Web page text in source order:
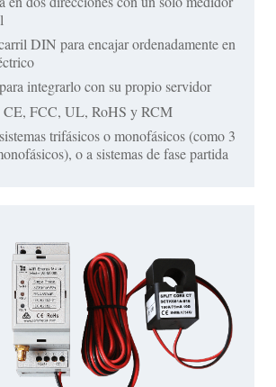
DIN para encajar ordenadamente en
integrarlo con su propio servidor
CE, FCC, UL, RoHS y RCM
trifásicos o monofásicos (como 3
o a sistemas de fase partida